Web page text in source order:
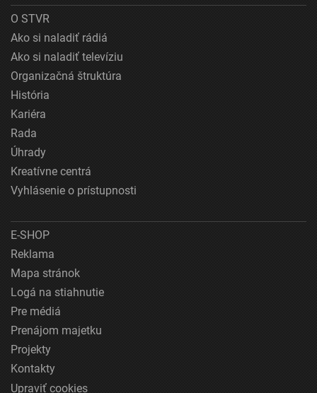
O STVR
Ako si naladiť rádiá
Ako si naladiť televíziu
Organizačná štruktúra
História
Kariéra
Rada
Úhrady
Kreatívne centrá
Vyhlásenie o prístupnosti
E-SHOP
Reklama
Mapa stránok
Logá na stiahnutie
Pre médiá
Prenájom majetku
Projekty
Kontakty
Upraviť cookies